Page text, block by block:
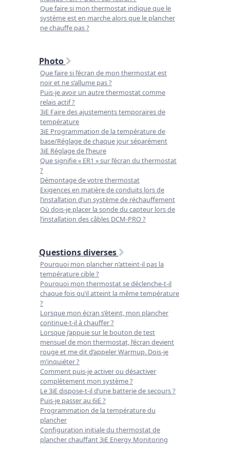
Que faire si mon thermostat indique que le
système est en marche alors que le plancher
ne chauffe pas ?
Photo
Que faire si l’écran de mon thermostat est
noir et ne s’allume pas ?
Puis-je avoir un autre thermostat comme
relais actif ?
3iE Faire des ajustements temporaires de
température
3iE Programmation de la température de
base/Réglage de chaque jour séparément
3iE Réglage de l’heure
Que signifie « ER1 » sur l’écran du thermostat
?
Démontage de votre thermostat
Exigences en matière de conduits lors de
l’installation d’un système de réchauffement
Où dois-je placer la sonde du capteur lors de
l’installation des câbles DCM-PRO ?
Questions diverses
Pourquoi mon plancher n’atteint-il pas la
température cible ?
Pourquoi mon thermostat se déclenche-t-il
chaque fois qu’il atteint la même température
?
Lorsque mon écran s’éteint, mon plancher
continue-t-il à chauffer ?
Lorsque j’appuie sur le bouton de test
mensuel de mon thermostat, l’écran devient
rouge et me dit d’appeler Warmup. Dois-je
m’inquiéter ?
Comment puis-je activer ou désactiver
complètement mon système ?
Le 3iE dispose-t-il d’une batterie de secours ?
Puis-je passer au 6iE ?
Programmation de la température du
plancher
Configuration initiale du thermostat de
plancher chauffant 3iE Energy Monitoring